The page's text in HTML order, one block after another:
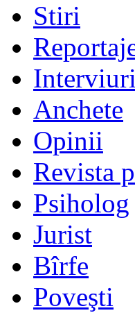
Stiri
Interviuri
Anchete
Opinii
Revista
Psiholog
Jurist
Bîrfe
Poveşti